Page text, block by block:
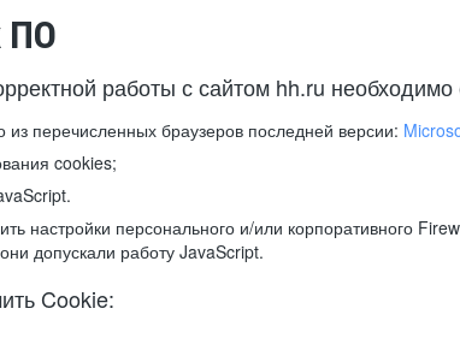
ПО
работы с сайтом hh.ru
из перечисленных браузеров последней версии:
cookies;
настройки персонального и/или корпоративного
допускали работу JavaScript.
Cookie: